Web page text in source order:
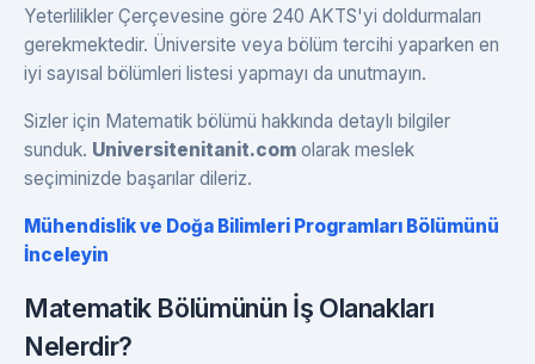
Yeterlilikler Çerçevesine göre 240 AKTS'yi doldurmaları
gerekmektedir. Üniversite veya bölüm tercihi yaparken en
iyi sayısal bölümleri listesi yapmayı da unutmayın.
Sizler için Matematik bölümü hakkında detaylı bilgiler
sunduk. Universitenitanit.com olarak meslek
seçiminizde başarılar dileriz.
Mühendislik ve Doğa Bilimleri Programları Bölümünü
İnceleyin
Matematik Bölümünün İş Olanakları
Nelerdir?